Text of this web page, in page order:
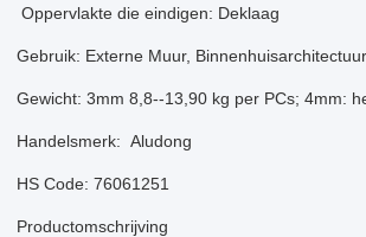
Oppervlakte die eindigen: Deklaag
Gebruik: Externe Muur,
Gewicht: 3mm 8,8--13,90 kg per PCs; 4mm:
Handelsmerk: Aludong
HS Code: 76061251
Productomschrijving